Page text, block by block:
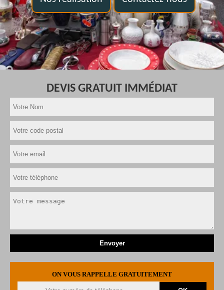
DEVIS GRATUIT IMMÉDIAT
ON VOUS RAPPELLE GRATUITEMENT